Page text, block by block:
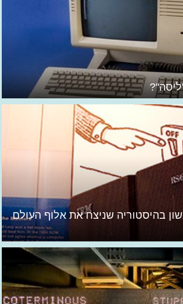
בהיסטוריה שניצח את אלוף העולם